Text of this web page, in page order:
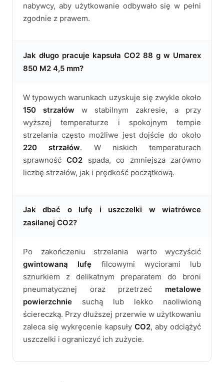
nabywcy, aby użytkowanie odbywało się w pełni
zgodnie z prawem.
Jak długo pracuje kapsuła CO2 88 g w Umarex
850 M2 4,5 mm?
W typowych warunkach uzyskuje się zwykle około
150 strzałów w stabilnym zakresie, a przy
wyższej temperaturze i spokojnym tempie
strzelania często możliwe jest dojście do około
220 strzałów. W niskich temperaturach
sprawnośćCO2 spada, co zmniejsza zarówno
liczbę strzałów, jak i prędkość początkową.
Jak dbać o lufę i uszczelki w wiatrówce
zasilanej CO2?
Po zakończeniu strzelania warto wyczyścić
gwintowaną lufę filcowymi wyciorami lub
sznurkiem z delikatnym preparatem do broni
pneumatycznej oraz przetrzeć metalowe
powierzchnie suchą lub lekko naoliwioną
ściereczką. Przy dłuższej przerwie w użytkowaniu
zaleca się wykręcenie kapsuły CO2, aby odciążyć
uszczelki i ograniczyć ich zużycie.